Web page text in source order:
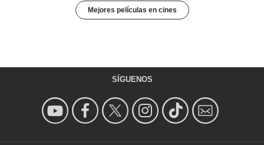
Mejores películas en cines
SÍGUENOS